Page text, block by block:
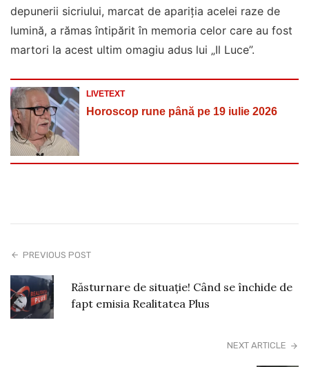
depunerii sicriului, marcat de apariția acelei raze de
lumină, a rămas întipărit în memoria celor care au fost
martori la acest ultim omagiu adus lui „Il Luce”.
LIVETEXT
Horoscop rune până pe 19 iulie 2026
PREVIOUS POST
Răsturnare de situație! Când se închide de
fapt emisia Realitatea Plus
NEXT ARTICLE